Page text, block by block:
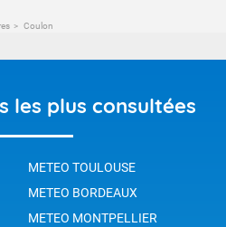
Coulon
les plus consultées
METEO TOULOUSE
METEO BORDEAUX
METEO MONTPELLIER